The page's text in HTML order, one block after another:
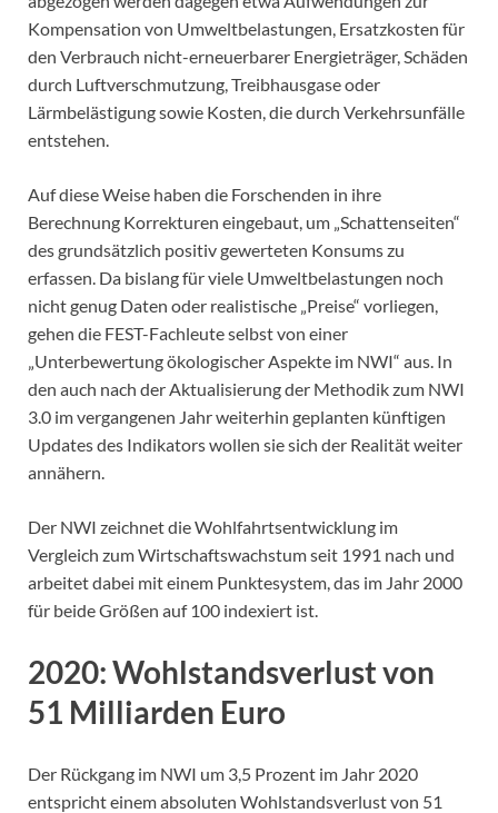
Kompensation von Umweltbelastungen, Ersatzkosten für
den Verbrauch nicht-erneuerbarer Energieträger, Schäden
durch Luftverschmutzung, Treibhausgase oder
Lärmbelästigung sowie Kosten, die durch Verkehrsunfälle
entstehen.
Auf diese Weise haben die Forschenden in ihre
Berechnung Korrekturen eingebaut, um „Schattenseiten“
des grundsätzlich positiv gewerteten Konsums zu
erfassen. Da bislang für viele Umweltbelastungen noch
nicht genug Daten oder realistische „Preise“ vorliegen,
gehen die FEST-Fachleute selbst von einer
„Unterbewertung ökologischer Aspekte im NWI“ aus. In
den auch nach der Aktualisierung der Methodik zum NWI
3.0 im vergangenen Jahr weiterhin geplanten künftigen
Updates des Indikators wollen sie sich der Realität weiter
annähern.
Der NWI zeichnet die Wohlfahrtsentwicklung im
Vergleich zum Wirtschaftswachstum seit 1991 nach und
arbeitet dabei mit einem Punktesystem, das im Jahr 2000
für beide Größen auf 100 indexiert ist.
2020: Wohlstandsverlust von
51 Milliarden Euro
Der Rückgang im NWI um 3,5 Prozent im Jahr 2020
entspricht einem absoluten Wohlstandsverlust von 51